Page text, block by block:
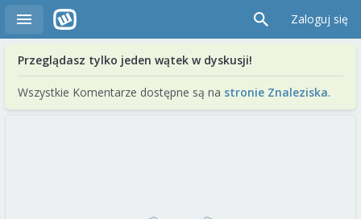
Zaloguj się
Przeglądasz tylko jeden wątek w dyskusji!
Wszystkie Komentarze dostępne są na stronie Znaleziska.